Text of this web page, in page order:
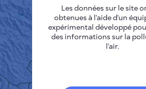
Español
Français
Les données sur le site
obtenues à l'aide d'un
expérimental développé
des informations sur la
l'air.